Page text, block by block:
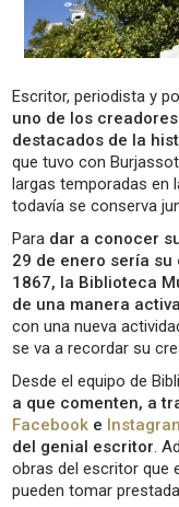
Escritor, periodista y
uno de los
destacados de la
que tuvo con
largas temporadas en
todavía se conserva
Para dar a conocer
29 de enero sería
1867, la Biblioteca
de una manera
con una nueva
se va a recordar su
Desde el equipo de
a que comenten, a
Facebook e
del genial escritor.
obras del escritor que
pueden tomar